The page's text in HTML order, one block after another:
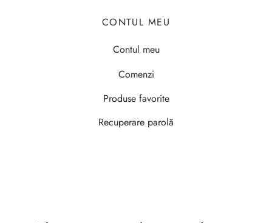
CONTUL MEU
Contul meu
Comenzi
Produse favorite
Recuperare parolă